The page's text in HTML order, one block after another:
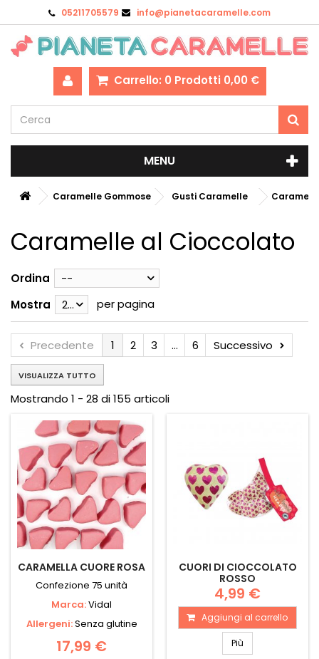
05211705579 info@pianetacaramelle.com
Carrello: 0 Prodotti 0,00 €
MENU
Caramelle Gommose Gusti Caramelle
Caramelle al Cioccolato
Ordina
--
Mostra
28 per pagina
Precedente 1 2 3 ... 6 Successivo
VISUALIZZA TUTTO
Mostrando 1 - 28 di 155 articoli
CARAMELLA CUORE ROSA
Confezione 75 unità
Marca:Vidal
Allergeni:Senza glutine
17,99 €
CUORI DI CIOCCOLATO
ROSSO
4,99 €
Aggiungi al carrello
Più